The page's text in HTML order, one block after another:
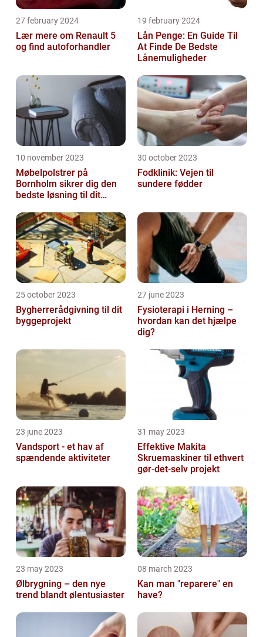
27 february 2024
Lær mere om Renault 5
og find autoforhandler
19 february 2024
Lån Penge: En Guide Til
At Finde De Bedste
Lånemuligheder
10 november 2023
Møbelpolstrer på
Bornholm sikrer dig den
bedste løsning til dit
30 october 2023
Fodklinik: Vejen til
sundere fødder
25 october 2023
Bygherrerådgivning til dit
byggeprojekt
27 june 2023
Fysioterapi i Herning –
hvordan kan det hjælpe
dig?
23 june 2023
Vandsport - et hav af
spændende aktiviteter
31 may 2023
Effektive Makita
Skruemaskiner til ethvert
gør-det-selv projekt
23 may 2023
Ølbrygning – den nye
trend blandt ølentusiaster
08 march 2023
Kan man "reparere" en
have?